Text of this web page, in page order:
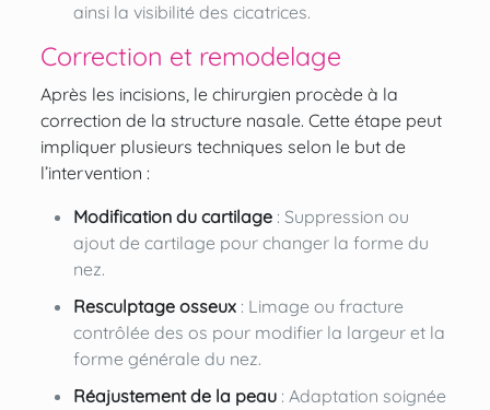
ainsi la visibilité des cicatrices.
Correction et remodelage
Après les incisions, le chirurgien procède à la
correction de la structure nasale. Cette étape peut
impliquer plusieurs techniques selon le but de
l’intervention :
Modification du cartilage: Suppression ou
ajout de cartilage pour changer la forme du
nez.
Resculptage osseux: Limage ou fracture
contrôlée des os pour modifier la largeur et la
forme générale du nez.
Réajustement de la peau: Adaptation soignée